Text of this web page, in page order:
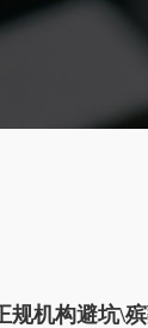
规机构避坑\